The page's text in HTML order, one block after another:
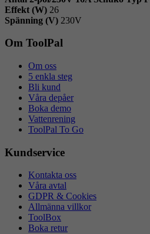
Effekt (W) 26
Spänning (V) 230V
Om ToolPal
Om oss
5 enkla steg
Bli kund
Våra depåer
Boka demo
Vattenrening
ToolPal To Go
Kundservice
Kontakta oss
Våra avtal
GDPR & Cookies
Allmänna villkor
ToolBox
Boka retur